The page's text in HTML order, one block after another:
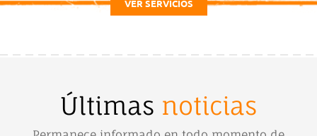
VER SERVICIOS
Últimas noticias